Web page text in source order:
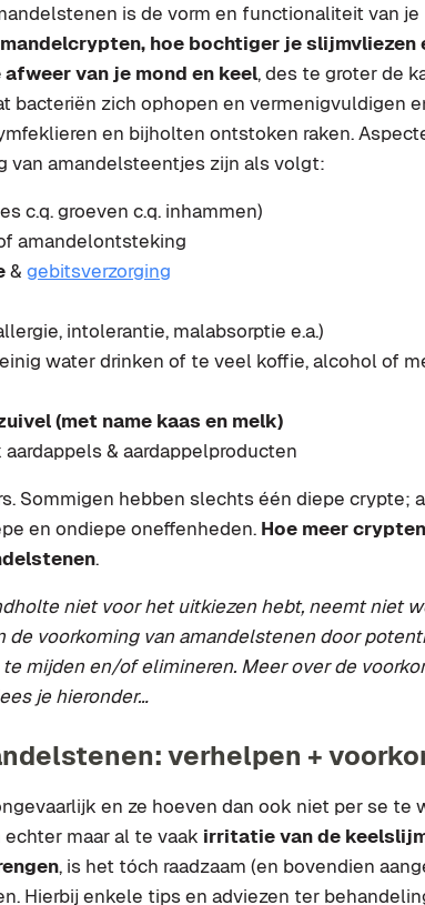
is de vorm en functionaliteit van je
hoe bochtiger je slijmvliezen
van je mond en keel, des te groter de
bacteriën zich ophopen en vermenigvuldigen
en bijholten ontstoken raken.
van amandelsteentjes zijn als volgt:
c.q. groeven c.q. inhammen)
amandelontsteking
& gebitsverzorging
intolerantie, malabsorptie e.a.)
water drinken of te veel koffie, alcohol of
(met name kaas en melk)
& aardappelproducten
Sommigen hebben slechts één diepe crypte;
en ondiepe oneffenheden. Hoe meer
.
niet voor het uitkiezen hebt, neemt niet
de voorkoming van amandelstenen door
mijden en/of elimineren. Meer over de
je hieronder…
verhelpen +
en ze hoeven dan ook niet per se te
maar al te vaak irritatie van de
, is het tóch raadzaam (en bovendien
Hierbij enkele tips en adviezen ter